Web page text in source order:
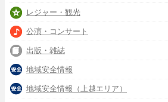
レジャー・観光
公演・コンサート
出版・雑誌
地域安全情報
地域安全情報（上越エリア）